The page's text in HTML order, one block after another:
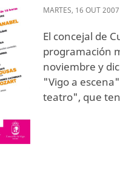
MARTES, 16 OUT2007
El concejal de
programación
noviembre y
"Vigo a
teatro", que